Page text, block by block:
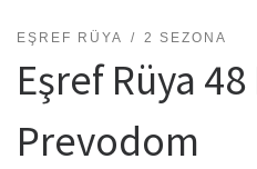
EŞREF RÜYA 2 SEZONA
Eşref Rüya
Prevodom